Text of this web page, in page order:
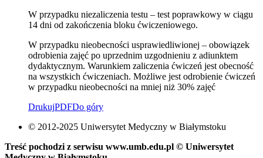
W przypadku niezaliczenia testu – test poprawkowy w ciągu
14 dni od zakończenia bloku ćwiczeniowego.
W przypadku nieobecności usprawiedliwionej – obowiązek
odrobienia zajęć po uprzednim uzgodnieniu z adiunktem
dydaktycznym. Warunkiem zaliczenia ćwiczeń jest obecność
na wszystkich ćwiczeniach. Możliwe jest odrobienie ćwiczeń
w przypadku nieobecności na mniej niż 30% zajęć
DrukujPDFDo góry
© 2012-2025 Uniwersytet Medyczny w Białymstoku
Treść pochodzi z serwisu www.umb.edu.pl © Uniwersytet